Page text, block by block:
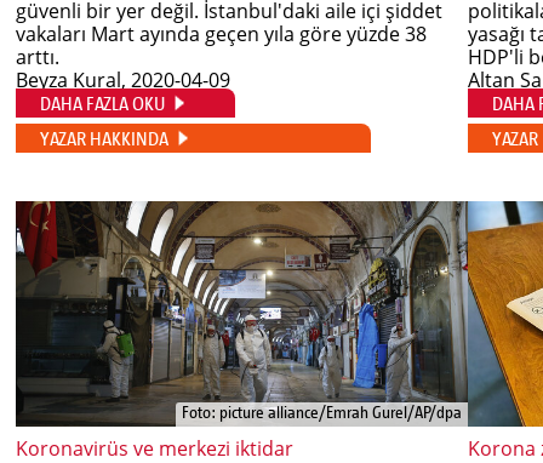
güvenli bir yer değil. İstanbul'daki aile içi şiddet
vakaları Mart ayında geçen yıla göre yüzde 38
arttı.
Beyza Kural, 2020-04-09
DAHA FAZLA OKU
YAZAR HAKKINDA
yasağı
HDP'li
Altan
DAHA
Foto: picture alliance/Emrah Gurel/AP/dpa
Koronavirüs ve merkezi iktidar Korona